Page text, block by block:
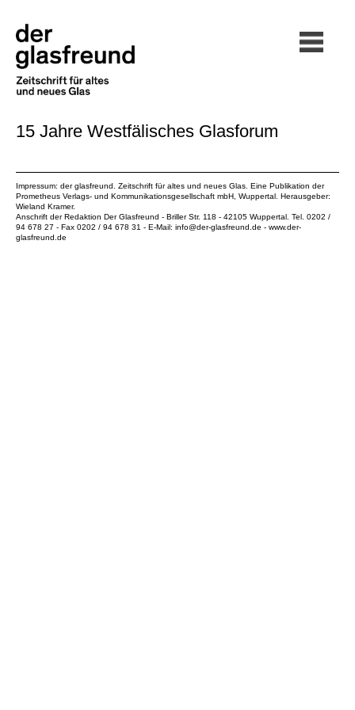
15 Jahre Westfälisches Glasforum
Impressum: der glasfreund. Zeitschrift für altes und neues Glas. Eine Publikation der
Prometheus Verlags- und Kommunikationsgesellschaft mbH , Wuppertal. Herausgeber:
Wieland Kramer.
Anschrift der Redaktion Der Glasfreund - Briller Str. 118 - 42105 Wuppertal. Tel. 0202 /
94 678 27 - Fax 0202 / 94 678 31 - E-Mail: info@der-glasfreund.de - www.der-
glasfreund.de